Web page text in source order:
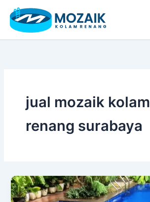
content
jual mozaik kolam
renang surabaya